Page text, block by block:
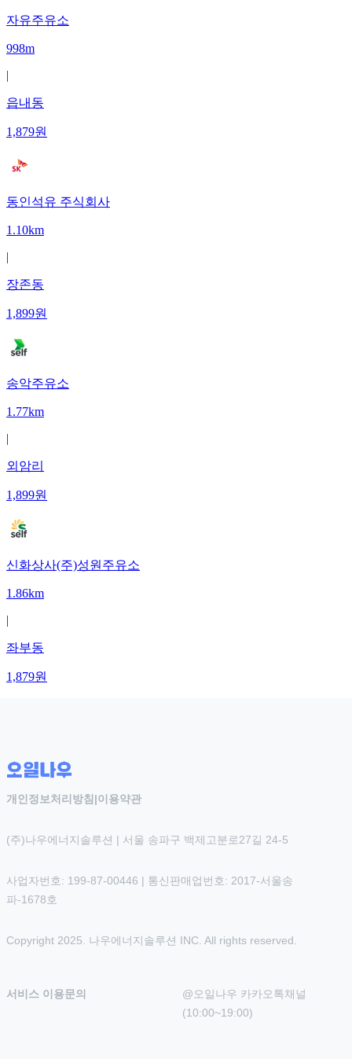
자유주유소
998m
|
읍내동
1,879원
동인석유 주식회사
1.10km
|
장존동
1,899원
송악주유소
1.77km
|
외암리
1,899원
신화상사(주)성원주유소
1.86km
|
좌부동
1,879원
개인정보처리방침 |이용약관
(주)나우에너지솔루션 | 서울 송파구 백제고분로27길 24-5
사업자번호: 199-87-00446 | 통신판매업번호: 2017-서울송
파-1678호
Copyright 2025. 나우에너지솔루션 INC. All rights reserved.
서비스 이용문의
@오일나우 카카오톡채널
(10:00~19:00)